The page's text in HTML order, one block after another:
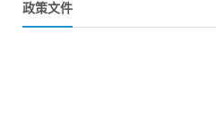
政策文件